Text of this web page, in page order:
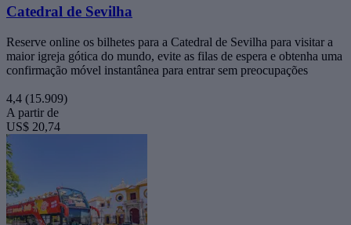
Catedral de Sevilha
Reserve online os bilhetes para a Catedral de Sevilha para visitar a
maior igreja gótica do mundo, evite as filas de espera e obtenha uma
confirmação móvel instantânea para entrar sem preocupações
4,4 (15.909)
A partir de
US$ 20,74